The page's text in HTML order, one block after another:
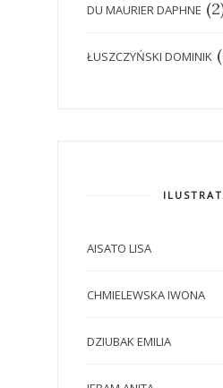
DU MAURIER DAPHNE
ŁUSZCZYŃSKI DOMINIK
AISATO LISA
CHMIELEWSKA IWONA
DZIUBAK EMILIA